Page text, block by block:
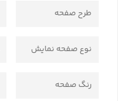
طرح صفحه
نوع صفحه نمایش
رنگ صفحه